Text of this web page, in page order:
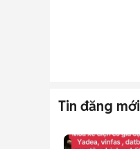
Tin đăng mới